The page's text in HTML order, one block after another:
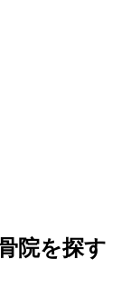
院を探す